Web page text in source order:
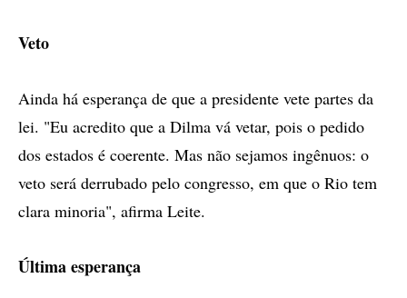
Veto
Ainda há esperança de que a presidente vete partes da
lei. "Eu acredito que a Dilma vá vetar, pois o pedido
dos estados é coerente. Mas não sejamos ingênuos: o
veto será derrubado pelo congresso, em que o Rio tem
clara minoria", afirma Leite.
Última esperança